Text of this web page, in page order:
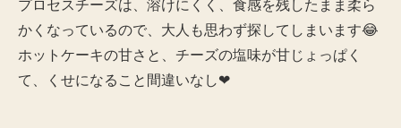
プロセスチーズは、溶けにくく、食感を残したまま柔ら
かくなっているので、大人も思わず探してしまいます😂
ホットケーキの甘さと、チーズの塩味が甘じょっぱく
て、くせになること間違いなし❤